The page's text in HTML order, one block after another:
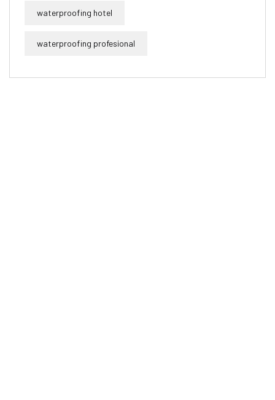
waterproofing hotel
waterproofing profesional